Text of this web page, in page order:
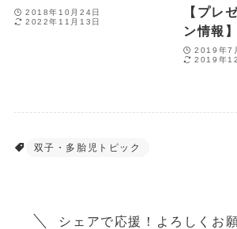
双子・多胎児トピック
シェアで応援！よろしくお
2018年10月24日
2022年11月13日
【プレ
ン情報】
2019年7
2019年